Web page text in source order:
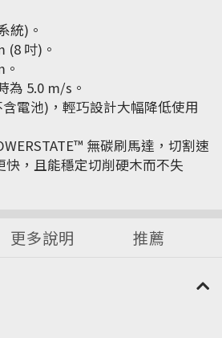
統)。
(8 吋)。
為 5.0 m/s。
電池)，輕巧設計大幅降低使用
無碳刷馬達，切割速
快，且能穩定切削硬木而不失
更多說明 推薦